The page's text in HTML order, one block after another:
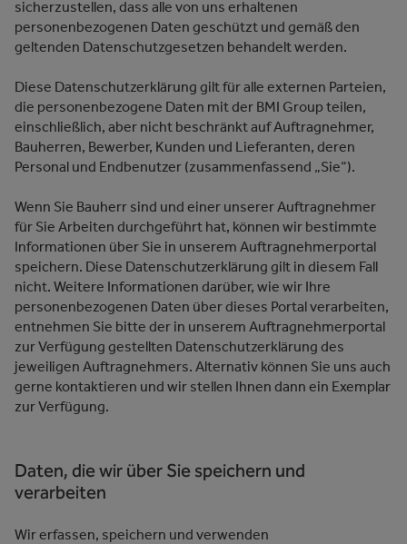
sicherzustellen, dass alle von uns erhaltenen
personenbezogenen Daten geschützt und gemäß den
geltenden Datenschutzgesetzen behandelt werden.
Diese Datenschutzerklärung gilt für alle externen Parteien,
die personenbezogene Daten mit der BMI Group teilen,
einschließlich, aber nicht beschränkt auf Auftragnehmer,
Bauherren, Bewerber, Kunden und Lieferanten, deren
Personal und Endbenutzer (zusammenfassend „Sie“).
Wenn Sie Bauherr sind und einer unserer Auftragnehmer
für Sie Arbeiten durchgeführt hat, können wir bestimmte
Informationen über Sie in unserem Auftragnehmerportal
speichern. Diese Datenschutzerklärung gilt in diesem Fall
nicht. Weitere Informationen darüber, wie wir Ihre
personenbezogenen Daten über dieses Portal verarbeiten,
entnehmen Sie bitte der in unserem Auftragnehmerportal
zur Verfügung gestellten Datenschutzerklärung des
jeweiligen Auftragnehmers. Alternativ können Sie uns auch
gerne kontaktieren und wir stellen Ihnen dann ein Exemplar
zur Verfügung.
Daten, die wir über Sie speichern und
verarbeiten
Wir erfassen, speichern und verwenden